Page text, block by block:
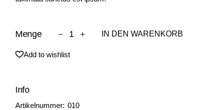
Menge Club table quantityIN DEN WARENKORB
Add to wishlist
Info
Artikelnummer: 010